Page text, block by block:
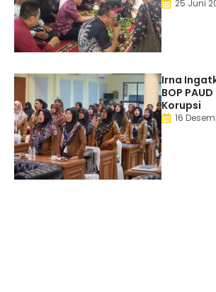
25 Juni
Irna
BOP
Korupsi
16